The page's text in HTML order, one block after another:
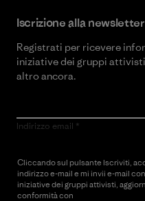
Iscrizione alla newsletter
Registrati per ricevere
iniziative dei gruppi
altro ancora.
Indirizzo email
Cliccando sul pulsante Iscriviti,
indirizzo e-mail e mi invii e-mail
iniziative dei gruppi attivisti,
conformità con